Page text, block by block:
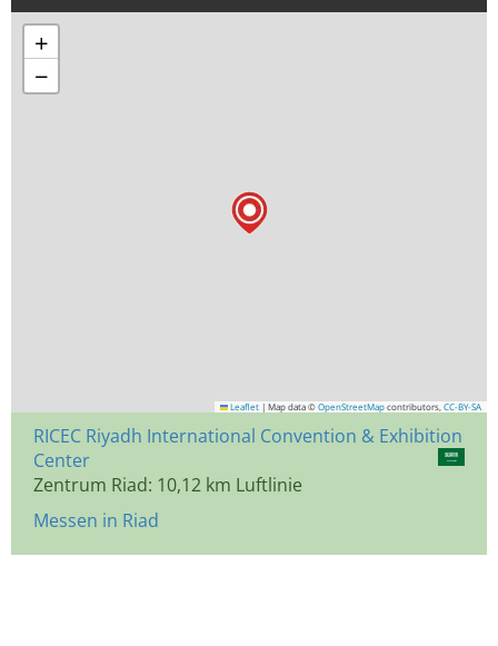
+
−
Leaflet | Map data © OpenStreetMap contributors, CC-BY-SA
RICEC Riyadh International Convention & Exhibition
Center
Zentrum Riad: 10,12 km Luftlinie
Messen in Riad